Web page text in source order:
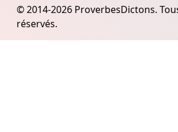
© 2014-2026 ProverbesDictons.
réservés.